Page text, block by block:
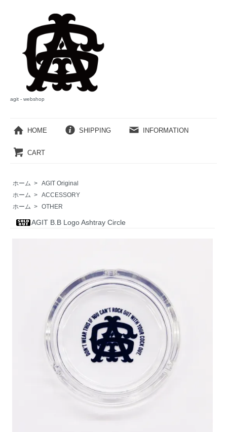
agit - webshop
HOME SHIPPING INFORMATION
CART
ホーム > AGIT Original
ホーム > ACCESSORY
ホーム > OTHER
AGIT B.B Logo Ashtray Circle